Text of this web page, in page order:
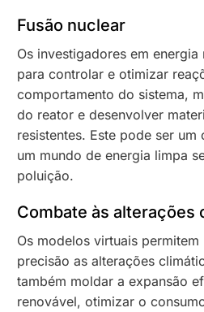
Fusão nuclear
Os investigadores em energia
para controlar e otimizar
comportamento do sistema,
do reator e desenvolver
resistentes. Este pode ser um
um mundo de energia limpa
poluição.
Combate às alterações
Os modelos virtuais
precisão as alterações
também moldar a expansão
renovável, otimizar o